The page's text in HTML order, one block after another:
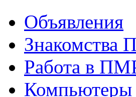
Объявления
Знакомства
Работа в
Компьютеры